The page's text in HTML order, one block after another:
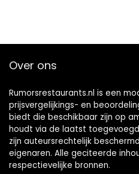
Over ons
Rumorsrestaurants.nl is een
prijsvergelijkings- en
biedt die beschikbaar zijn op
houdt via de laatst
zijn auteursrechtelijk
eigenaren. Alle geciteerde
respectievelijke bronnen.